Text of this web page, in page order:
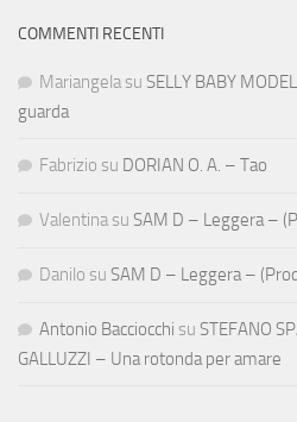
COMMENTI RECENTI
Mariangela su SELLY BABY
guarda
Fabrizio su DORIAN O. A. – Tao
Valentina su SAM D – Leggera –
Danilo su SAM D – Leggera –
Antonio Bacciocchi su STEFANO
GALLUZZI – Una rotonda per amare